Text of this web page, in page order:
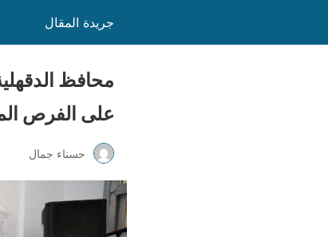
جريدة المقال
محافظ
على الفرص
حسناء جمال